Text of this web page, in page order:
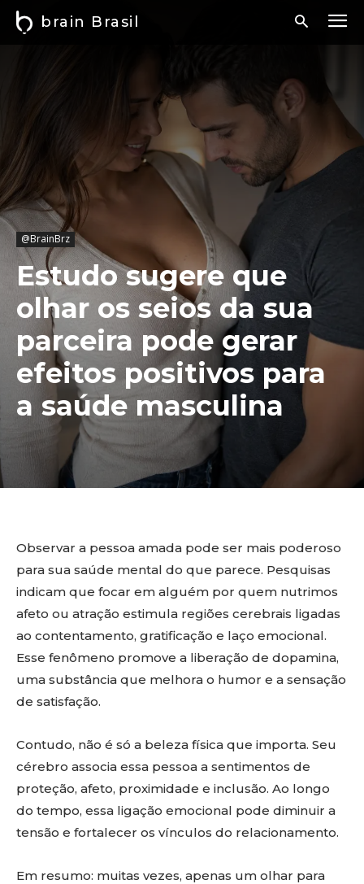
brain Brasil
@BrainBrz
Estudo sugere que
olhar os seios da sua
parceira pode gerar
efeitos positivos para
a saúde masculina
Observar a pessoa amada pode ser mais poderoso
para sua saúde mental do que parece. Pesquisas
indicam que focar em alguém por quem nutrimos
afeto ou atração estimula regiões cerebrais ligadas
ao contentamento, gratificação e laço emocional.
Esse fenômeno promove a liberação de dopamina,
uma substância que melhora o humor e a sensação
de satisfação.
Contudo, não é só a beleza física que importa. Seu
cérebro associa essa pessoa a sentimentos de
proteção, afeto, proximidade e inclusão. Ao longo
do tempo, essa ligação emocional pode diminuir a
tensão e fortalecer os vínculos do relacionamento.
Em resumo: muitas vezes, apenas um olhar para